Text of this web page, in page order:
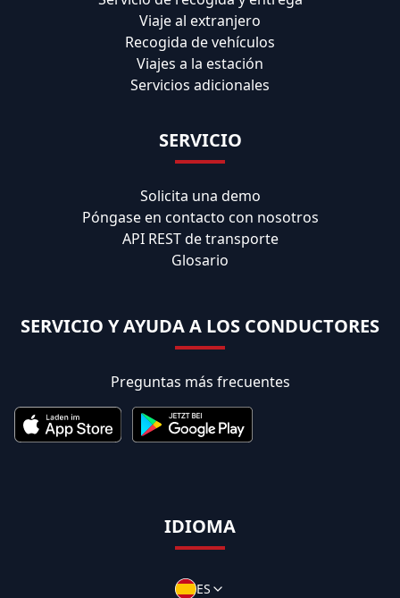
Viaje al extranjero
Recogida de vehículos
Viajes a la estación
Servicios adicionales
SERVICIO
Solicita una demo
Póngase en contacto con nosotros
API REST de transporte
Glosario
SERVICIO Y AYUDA A LOS CONDUCTORES
Preguntas más frecuentes
IDIOMA
ES